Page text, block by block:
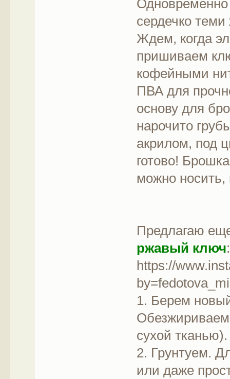
сердечко
Ждем, когда
пришиваем
кофейными
ПВА для
основу для
нарочито
акрилом, под
готово!
можно носить,
Предлагаю
ржавый ключ:
https://
1. Берем
Обезжириваем
сухой тканью).
2. Грунтуем.
или даже